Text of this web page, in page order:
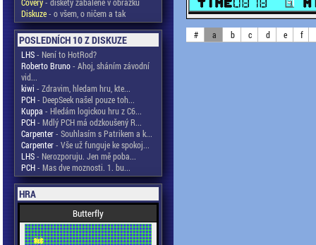
Diskuze- o všem, o ničem a tak
POSLEDNÍCH 10 Z DISKUZE
LHS- Není to HotRod?
Roberto Bruno- Ahoj, sháním závodní
vid...
kiwi - Zdravim, hledam hru, kte...
PCH- DeepSeek našel pouze toh...
Kuppa - Hledám logickou hru z C6...
PCH- Mdlý PCH má odzkoušený R...
Carpenter- Souhlasím s Patrikem a k...
Carpenter- Vše už funguje ke spokoj...
LHS- Nerozporuju. Jen mě poba...
PCH- Mas dve moznosti. 1. bu...
HRA
Butterfly
# a b c d e f